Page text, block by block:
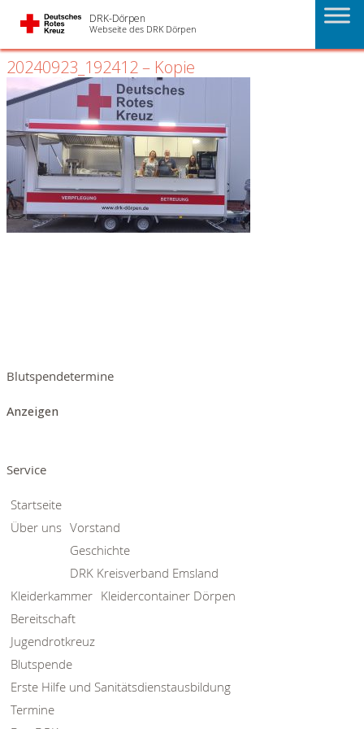
DRK-Dörpen
Webseite des DRK Dörpen
3. Februar 2025 21:02
20240923_192412 – Kopie
Blutspendetermine
Anzeigen
Service
Startseite
Über uns Vorstand
Geschichte
DRK Kreisverband Emsland
Kleiderkammer Kleidercontainer Dörpen
Bereitschaft
Jugendrotkreuz
Blutspende
Erste Hilfe und Sanitätsdienstausbildung
Termine